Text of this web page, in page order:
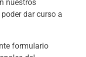
nuestros
dar curso a
formulario